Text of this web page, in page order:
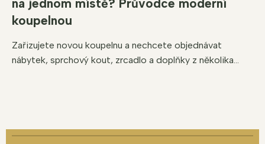
na jednom místě? Průvodce moderní
koupelnou
Zařizujete novou koupelnu a nechcete objednávat
nábytek, sprchový kout, zrcadlo a doplňky z několika...